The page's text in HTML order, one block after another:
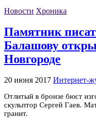
Новости Хроника
Памятник
Балашову
Новгороде
20 июня 2017 Интернет-
Отлитый в бронзе бюст
скульптор Сергей Гаев.
гранит.